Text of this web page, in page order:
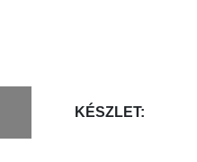
KÉSZLET: